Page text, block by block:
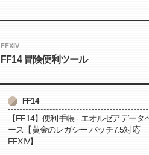
FFXIV
FF14 冒険便利ツール
FF14
【FF14】便利手帳 - エオルゼアデータ
ース【黄金のレガシー パッチ7.5対応
FFXIV】